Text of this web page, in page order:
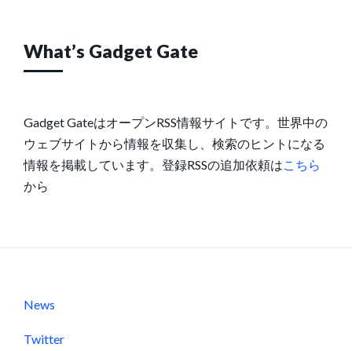
What’s Gadget Gate
Gadget GateはオープンRSS情報サイトです。世界中の
ウェブサイトから情報を収集し、検索のヒントになる
情報を掲載しています。登録RSSの追加依頼は こちら
から
News
Twitter